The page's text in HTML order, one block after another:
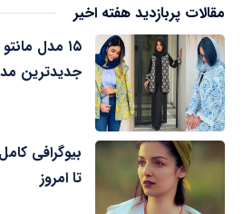
مقالات پربازدید هفته اخیر
جدیدترین
بیوگرافی
تا امروز